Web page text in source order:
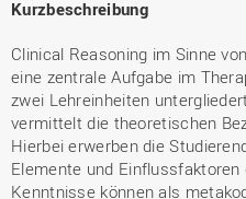
Kurzbeschreibung
Clinical Reasoning im Sinne
eine zentrale Aufgabe im
zwei Lehreinheiten
vermittelt die theoretischen
Hierbei erwerben die
Elemente und
Kenntnisse können als